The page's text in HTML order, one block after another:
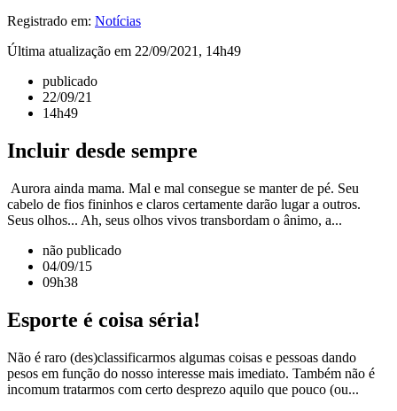
Registrado em: Notícias
Última atualização em 22/09/2021, 14h49
publicado
22/09/21
14h49
Incluir desde sempre
Aurora ainda mama. Mal e mal consegue se manter de pé. Seu
cabelo de fios fininhos e claros certamente darão lugar a outros.
Seus olhos... Ah, seus olhos vivos transbordam o ânimo, a...
não publicado
04/09/15
09h38
Esporte é coisa séria!
Não é raro (des)classificarmos algumas coisas e pessoas dando
pesos em função do nosso interesse mais imediato. Também não é
incomum tratarmos com certo desprezo aquilo que pouco (ou...